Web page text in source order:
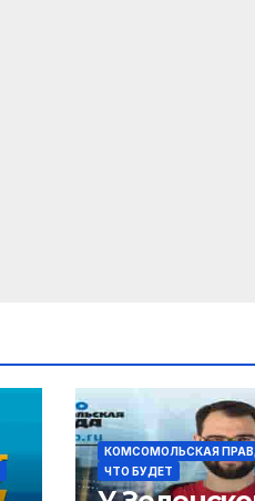
КОМСОМОЛЬСКАЯ
ЧТО БУДЕТ